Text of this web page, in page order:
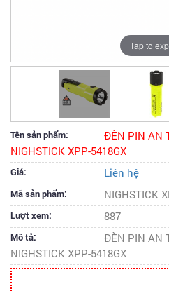
Tap to
Tên sản phẩm:
ĐÈN PIN AN
NIGHSTICK XPP-5418GX
Giá: Liên hệ
Mã sản phẩm: NIGHSTICK
Lượt xem: 887
Mô tả:
ĐÈN PIN AN
NIGHSTICK XPP-5418GX